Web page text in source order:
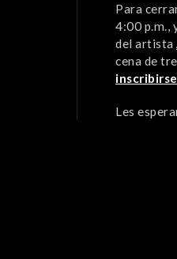
Para
4:00 p.m.,
del artista
cena de
Les